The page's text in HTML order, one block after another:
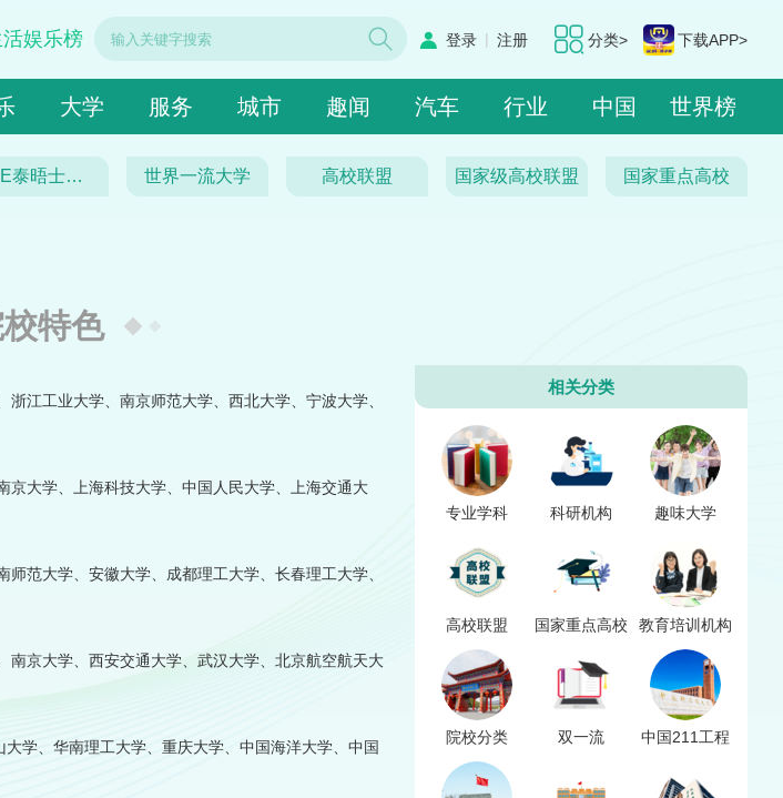
分类> 下载APP>
登录 | 注册
娱乐榜
大学 服务 城市 趣闻 汽车 行业 中国 世界榜
THE泰晤士高等教育世界大学排名 世界一流大学 高校联盟 国家级高校联盟 国家重点高校
校特色
江工业大学、南京师范大学、西北大学、宁波大学、
大学、上海科技大学、中国人民大学、上海交通大
范大学、安徽大学、成都理工大学、长春理工大学、
京大学、西安交通大学、武汉大学、北京航空航天大
学、华南理工大学、重庆大学、中国海洋大学、中国
相关分类
专业学科 科研机构 趣味大学
高校联盟 国家重点高校 教育培训机构
院校分类 双一流 中国211工程